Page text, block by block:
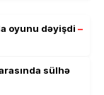
oyunu dəyişdi –
sülhə